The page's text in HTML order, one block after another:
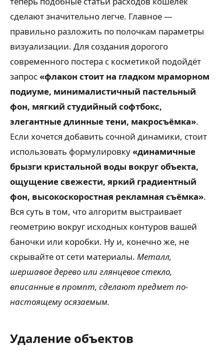
сделают значительно легче. Главное —
правильно разложить по полочкам параметры
визуализации. Для создания дорогого
современного постера с косметикой подойдёт
запрос«флакон стоит на гладком мраморном
подиуме, минималистичный пастельный
фон, мягкий студийный софтбокс,
элегантные длинные тени, макросъёмка».
Если хочется добавить сочной динамики, стоит
использовать формулировку«динамичные
брызги кристальной воды вокруг объекта,
ощущение свежести, яркий градиентный
фон, высокоскоростная рекламная съёмка».
Вся суть в том, что алгоритм выстраивает
геометрию вокруг исходных контуров вашей
баночки или коробки. Ну и, конечно же, не
скрывайте от сети материалы. Металл,
шершавое дерево или глянцевое стекло,
вписанные в промпт, сделают предмет по-
настоящему осязаемым.
Удаление объектов